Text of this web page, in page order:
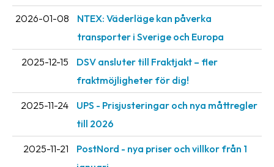
2026-01-08
NTEX: Väderläge kan påverka
transporter i Sverige och Europa
2025-12-15
DSV ansluter till Fraktjakt – fler
fraktmöjligheter för dig!
2025-11-24
UPS - Prisjusteringar och nya måttregler
till 2026
2025-11-21
PostNord - nya priser och villkor från 1